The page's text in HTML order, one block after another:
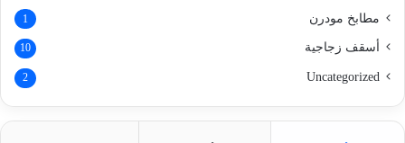
مطابخ مودرن 1
أسقف زجاجية 10
Uncategorized
2